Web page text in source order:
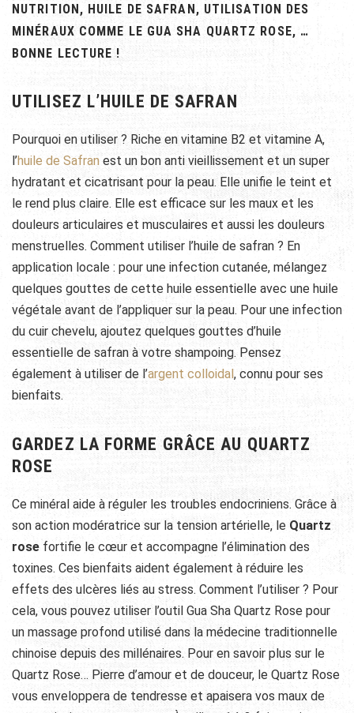
NUTRITION, HUILE DE SAFRAN, UTILISATION DES
MINÉRAUX COMME LE GUA SHA QUARTZ ROSE, …
BONNE LECTURE !
UTILISEZ L’HUILE DE SAFRAN
Pourquoi en utiliser ? Riche en vitamine B2 et vitamine A,
l’huile de Safran est un bon anti vieillissement et un super
hydratant et cicatrisant pour la peau. Elle unifie le teint et
le rend plus claire. Elle est efficace sur les maux et les
douleurs articulaires et musculaires et aussi les douleurs
menstruelles. Comment utiliser l’huile de safran ? En
application locale : pour une infection cutanée, mélangez
quelques gouttes de cette huile essentielle avec une huile
végétale avant de l’appliquer sur la peau. Pour une infection
du cuir chevelu, ajoutez quelques gouttes d’huile
essentielle de safran à votre shampoing. Pensez
également à utiliser de l’argent colloidal, connu pour ses
bienfaits.
GARDEZ LA FORME GRÂCE AU QUARTZ
ROSE
Ce minéral aide à réguler les troubles endocriniens. Grâce à
son action modératrice sur la tension artérielle, le Quartz
rose fortifie le cœur et accompagne l’élimination des
toxines. Ces bienfaits aident également à réduire les
effets des ulcères liés au stress. Comment l’utiliser ? Pour
cela, vous pouvez utiliser l’outil Gua Sha Quartz Rose pour
un massage profond utilisé dans la médecine traditionnelle
chinoise depuis des millénaires. Pour en savoir plus sur le
Quartz Rose… Pierre d’amour et de douceur, le Quartz Rose
vous enveloppera de tendresse et apaisera vos maux de